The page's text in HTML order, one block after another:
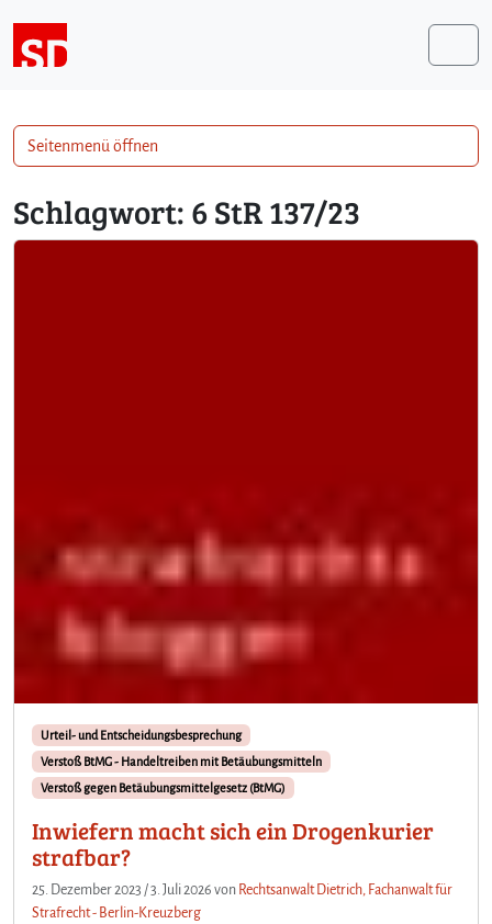
Schlagwort: 6 StR 137/23
Urteil- und Entscheidungsbesprechung
Verstoß BtMG - Handeltreiben mit Betäubungsmitteln
Verstoß gegen Betäubungsmittelgesetz (BtMG)
Inwiefern macht sich ein Drogenkurier
strafbar?
25. Dezember 2023 /3. Juli 2026 von Rechtsanwalt Dietrich, Fachanwalt für
Strafrecht - Berlin-Kreuzberg
Seitenmenü öffnen